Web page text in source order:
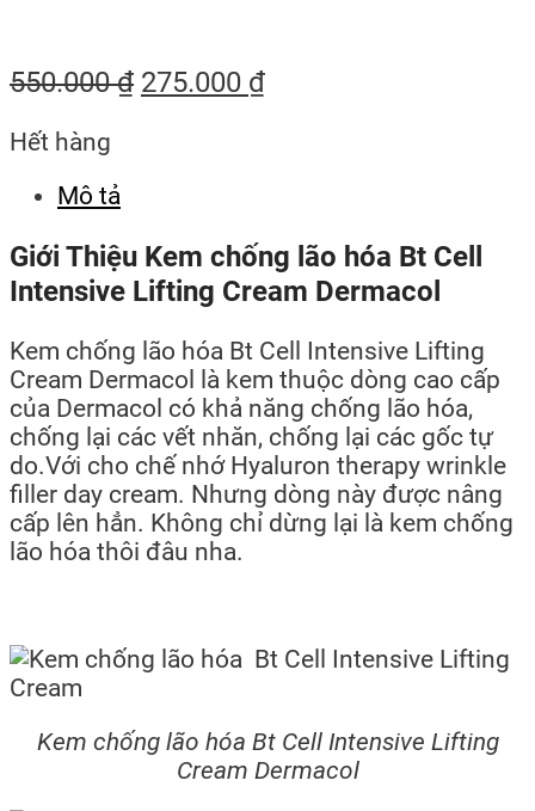
550.000₫ 275.000 ₫
Hết hàng
Mô tả
Giới Thiệu Kem chống lão hóa Bt Cell
Intensive Lifting Cream Dermacol
Kem chống lão hóa Bt Cell Intensive Lifting
Cream Dermacol là kem thuộc dòng cao cấp
của Dermacol có khả năng chống lão hóa,
chống lại các vết nhăn, chống lại các gốc tự
do.Với cho chế nhớ Hyaluron therapy wrinkle
filler day cream. Nhưng dòng này được nâng
cấp lên hẳn. Không chỉ dừng lại là kem chống
lão hóa thôi đâu nha.
Kem chống lão hóa Bt Cell Intensive Lifting
Cream Dermacol